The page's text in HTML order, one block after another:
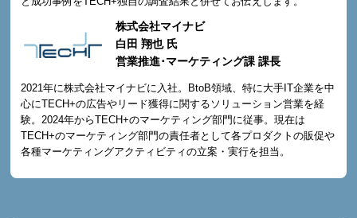
株式会社マイナビ
白田 翔也 氏
営業推進･マーケティング課 課長
2021年に株式会社マイナビに入社。BtoB領域、特に大手IT企業を中
心にTECH+の広告やリード獲得に関するソリューション営業を経
験。2024年からTECH+のマーケティング部門に従事。現在は
TECH+のマーケティング部門の責任者として各プロダクトの販促や
各種マーケティングアクティビティの立案・実行を担当。